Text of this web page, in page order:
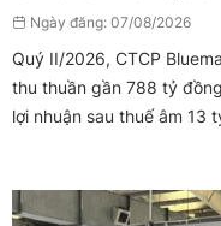
Ngày đăng: 07/08/2026
Quý II/2026, CTCP
thu thuần gần 788 tỷ
lợi nhuận sau thuế âm 13
thuế chỉ hơn 5 tỷ đồng.